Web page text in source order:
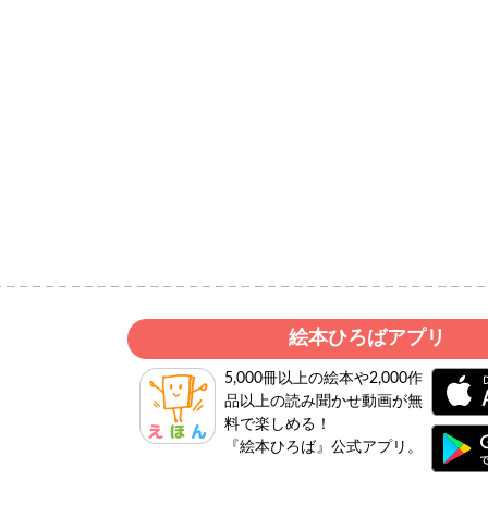
絵本ひろばアプリ
5,000冊以上の絵本や2,000作
品以上の読み聞かせ動画が無
料で楽しめる！
『絵本ひろば』公式アプリ。